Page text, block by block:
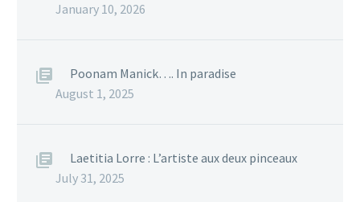
January 10, 2026
Poonam Manick…. In paradise
August 1, 2025
Laetitia Lorre : L’artiste aux deux pinceaux
July 31, 2025